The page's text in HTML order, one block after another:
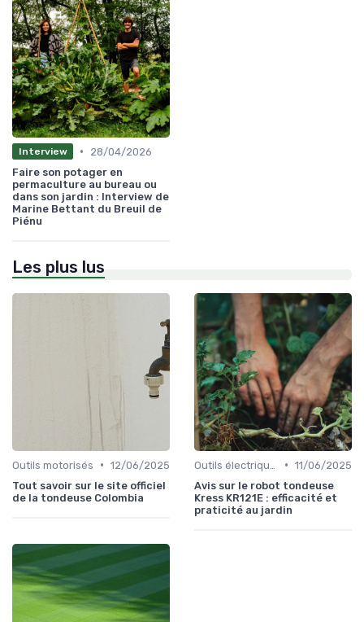
Interview •
28/04/2026
Faire son potager en
permaculture au bureau ou
dans son jardin : Interview de
Marine Bettant du Breuil de
Piénu
Les plus lus
Outils motorisés • 12/06/2025
Tout savoir sur le site officiel
de la tondeuse Colombia
• 11/06/2025
Avis sur le robot tondeuse
Kress KR121E : efficacité et
praticité au jardin